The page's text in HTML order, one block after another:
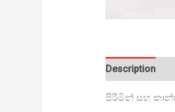
Description
පිරිමින් සහ